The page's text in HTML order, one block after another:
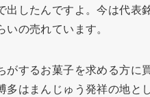
出したんですよ。今は代表
の売れています。
がするお菓子を求める方に
多はまんじゅう発祥の地と